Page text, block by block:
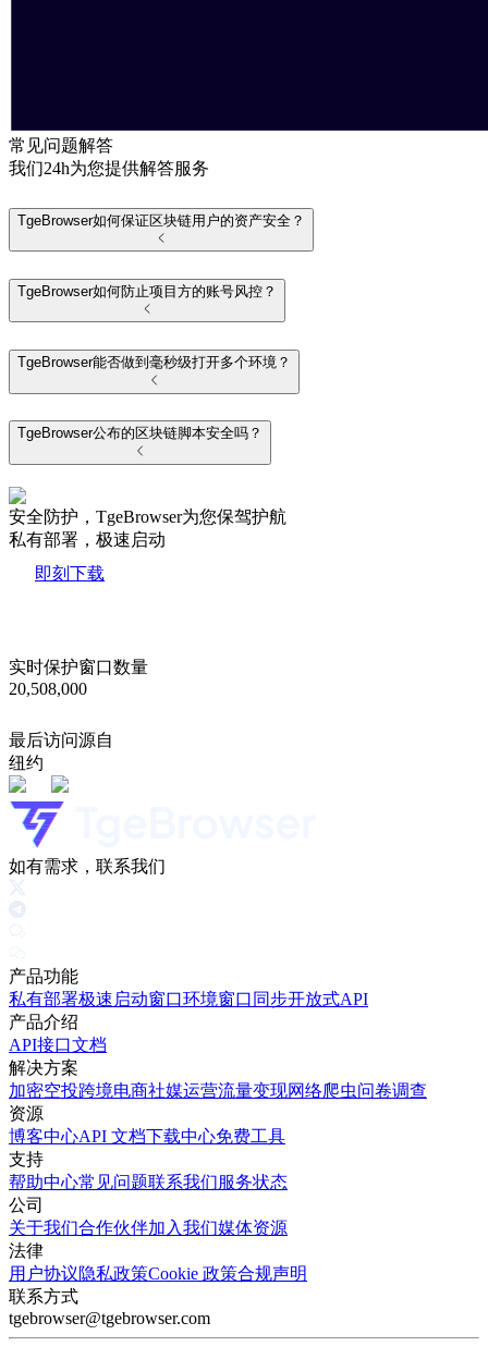
常见问题解答
我们24h为您提供解答服务
TgeBrowser如何保证区块链用户的资产安全？
TgeBrowser如何防止项目方的账号风控？
TgeBrowser能否做到毫秒级打开多个环境？
TgeBrowser公布的区块链脚本安全吗？
安全防护，TgeBrowser为您保驾护航
私有部署，极速启动
即刻下载
实时保护窗口数量
20,508,000
最后访问源自
纽约
如有需求，联系我们
产品功能
私有部署极速启动窗口环境窗口同步开放式API
产品介绍
API接口文档
解决方案
加密空投跨境电商社媒运营流量变现网络爬虫问卷调查
资源
博客中心API 文档下载中心免费工具
支持
帮助中心常见问题联系我们服务状态
公司
关于我们合作伙伴加入我们媒体资源
法律
用户协议隐私政策Cookie 政策合规声明
联系方式
tgebrowser@tgebrowser.com